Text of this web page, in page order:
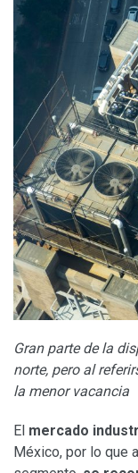
Gran parte de la
norte, pero al
la menor vacancia
El mercado
México, por lo que